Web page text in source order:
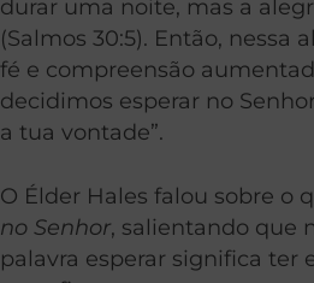
durar uma noite, mas a
(Salmos 30:5). Então, nessa
fé e compreensão
decidimos esperar no
a tua vontade”.
O Élder Hales falou sobre o
no Senhor, salientando que
palavra esperar significa ter